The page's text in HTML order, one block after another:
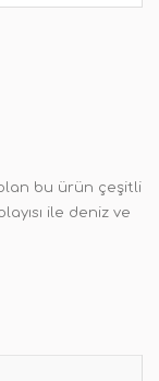
bu ürün çeşitli
ile deniz ve